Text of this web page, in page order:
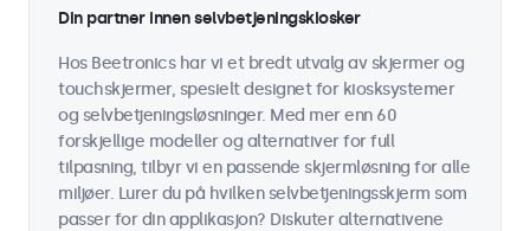
Din partner innen selvbetjeningskiosker
Hos Beetronics har vi et bredt utvalg av skjermer og
touchskjermer, spesielt designet for kiosksystemer
og selvbetjeningsløsninger. Med mer enn 60
forskjellige modeller og alternativer for full
tilpasning, tilbyr vi en passende skjermløsning for alle
miljøer. Lurer du på hvilken selvbetjeningsskjerm som
passer for din applikasjon? Diskuter alternativene